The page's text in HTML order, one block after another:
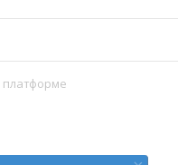
платформе